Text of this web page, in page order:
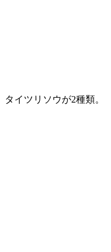
タイツリソウが2種類。